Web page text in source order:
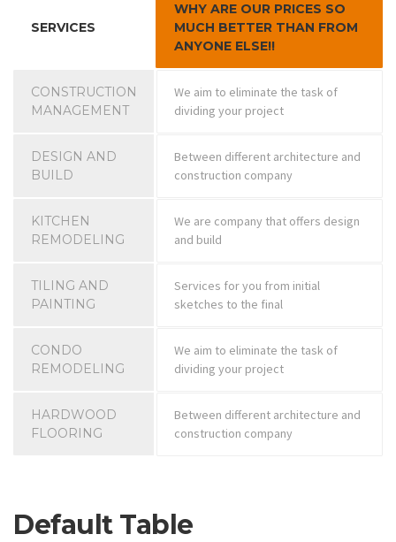
SERVICES
WHY ARE OUR PRICES SO
MUCH BETTER THAN FROM
ANYONE ELSE!!
CONSTRUCTION
MANAGEMENT
We aim to eliminate the task of
dividing your project
DESIGN AND
BUILD
Between different architecture and
construction company
KITCHEN
REMODELING
We are company that offers design
and build
TILING AND
PAINTING
Services for you from initial
sketches to the final
CONDO
REMODELING
We aim to eliminate the task of
dividing your project
HARDWOOD
FLOORING
Between different architecture and
construction company
Default Table